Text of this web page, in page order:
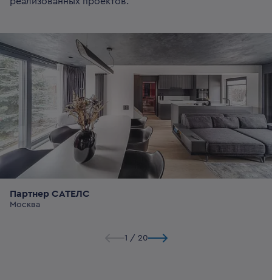
Партнер САТЕЛС
Москва
1 / 20